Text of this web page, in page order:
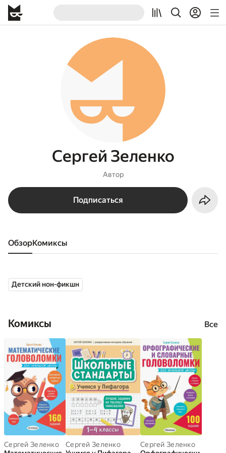
Сергей Зеленко
Автор
Подписаться
Обзор комиксы
Детский нон-фикшн
Комиксы Все
Сергей Зеленко
Сергей Зеленко
Сергей Зеленко